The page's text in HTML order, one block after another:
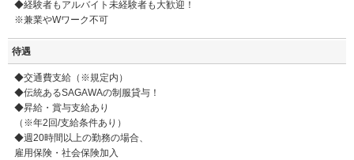
◆経験者もアルバイト未経験者も大歓迎！
※兼業やWワーク不可
待遇
◆交通費支給（※規定内）
◆伝統あるSAGAWAの制服貸与！
◆昇給・賞与支給あり
（※年2回/支給条件あり）
◆週20時間以上の勤務の場合、
雇用保険・社会保険加入